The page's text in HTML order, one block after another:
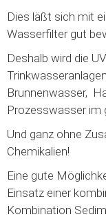
Dies läßt sich mit
Wasserfilter gut
Deshalb wird die
Brunnenwasser,
Prozesswasser im
Und ganz ohne
Chemikalien!
Eine gute
Einsatz einer
Kombination